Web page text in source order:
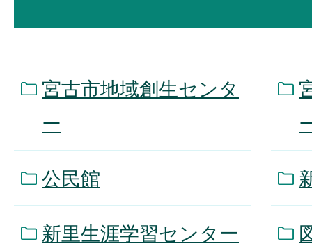
宮古市地域創生センタ
ー
公民館
新里生涯学習センター